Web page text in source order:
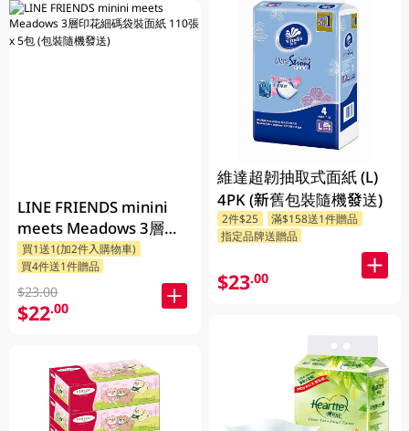
LINE FRIENDS minini
meets Meadows 3層印
花細碼袋裝面紙 110張 x
5包 (包裝隨機發送)
買1送1(加2件入購物車)
買4件送1件贈品
$23.00
$22.00
維達超韌抽取式面紙 (L)
4PK (新舊包裝隨機發送)
2件$25
滿$158送1件贈品
指定品牌送贈品
$23.00